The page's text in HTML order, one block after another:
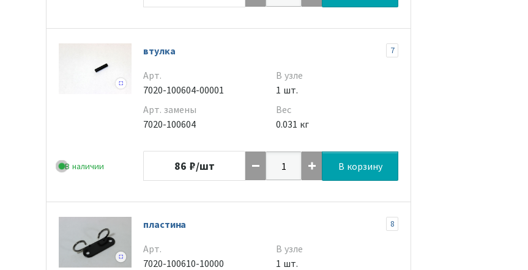
В наличии
втулка 7
Арт.
7020-100604-00001
Арт. замены
7020-100604
В узле
1 шт.
Вес
0.031 кг
86 ₽/шт В корзину
пластина 8
Арт.
7020-100610-10000
В узле
1 шт.